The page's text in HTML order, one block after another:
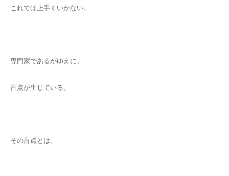
これでは上手くいかない。
専門家であるがゆえに、
盲点が生じている。
その盲点とは、